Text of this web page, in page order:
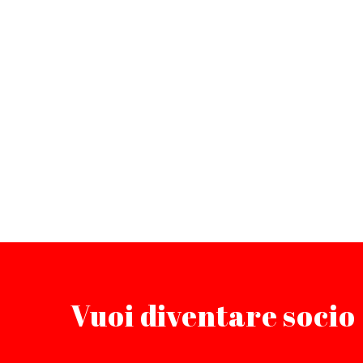
Vuoi diventare socio